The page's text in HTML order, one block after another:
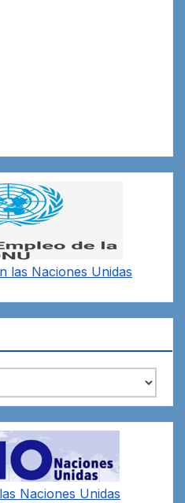
las Naciones Unidas
Naciones Unidas